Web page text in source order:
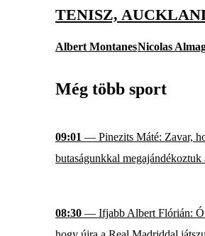
TENISZ,
Albert MontanesNicolas
Még több sport
09:01 — Pinezits Máté: Zavar,
butaságunkkal megajándékoztuk
08:30 — Ifjabb Albert Flórián: